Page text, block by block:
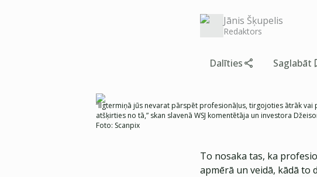
Jānis Šķupelis
Redaktors
Dalīties Saglabāt
“Ilgtermiņā jūs nevarat pārspēt profesionāļus, tirgojoties ātrāk
atšķirties no tā,” skan slavenā WSJ komentētāja un investora
Foto: Scanpix
To nosaka tas, ka
apmērā un veidā, kādā to